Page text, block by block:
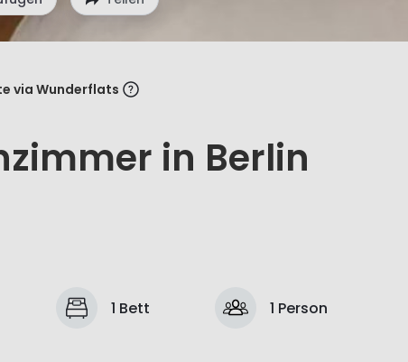
via Wunderflats
in Berlin
1 Bett 1 Person